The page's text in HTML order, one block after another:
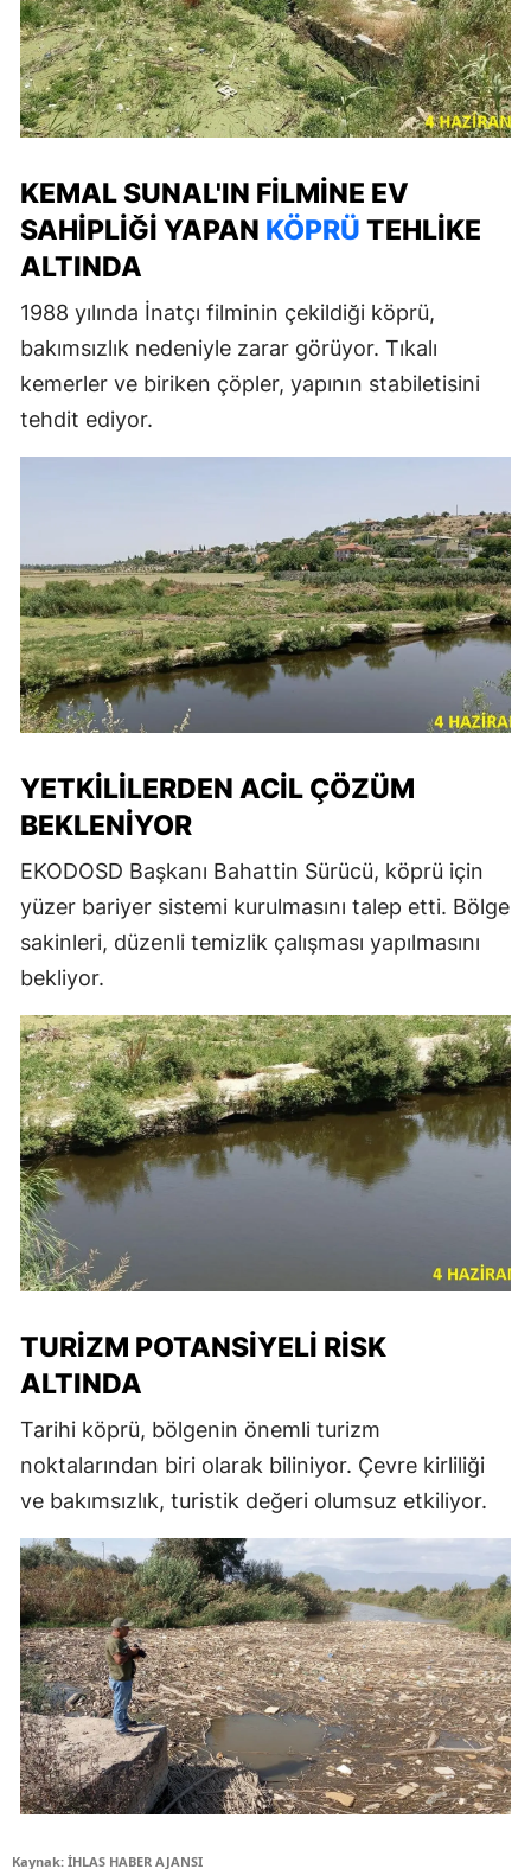
KEMAL SUNAL'IN FILMINE EV
SAHIPLIĞI YAPAN KÖPRÜ TEHLIKE
ALTINDA
1988 yılında İnatçı filminin çekildiği köprü,
bakımsızlık nedeniyle zarar görüyor. Tıkalı
kemerler ve biriken çöpler, yapının stabiletisini
tehdit ediyor.
YETKILILERDEN ACIL ÇÖZÜM
BEKLENIYOR
EKODOSD Başkanı Bahattin Sürücü, köprü için
yüzer bariyer sistemi kurulmasını talep etti. Bölge
sakinleri, düzenli temizlik çalışması yapılmasını
bekliyor.
TURIZM POTANSIYELI RISK
ALTINDA
Tarihi köprü, bölgenin önemli turizm
noktalarından biri olarak biliniyor. Çevre kirliliği
ve bakımsızlık, turistik değeri olumsuz etkiliyor.
Kaynak: İHLAS HABER AJANSI